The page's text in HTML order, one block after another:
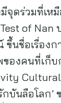
จุดร่วมที่เ
of
นชื่อเรื่อง
องคนที่เก็
นลือโลก’